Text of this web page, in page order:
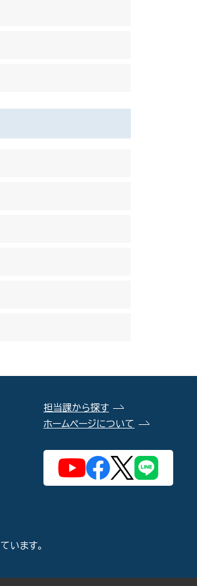
います。
担当課から探す
ホームページについて